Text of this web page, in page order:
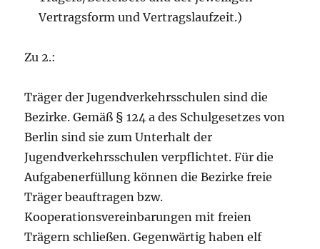
Vertragsform und Vertragslaufzeit.)
Zu 2.:
Träger der Jugendverkehrsschulen sind die
Bezirke. Gemäß § 124 a des Schulgesetzes von
Berlin sind sie zum Unterhalt der
Jugendverkehrsschulen verpflichtet. Für die
Aufgabenerfüllung können die Bezirke freie
Träger beauftragen bzw.
Kooperationsvereinbarungen mit freien
Trägern schließen. Gegenwärtig haben elf